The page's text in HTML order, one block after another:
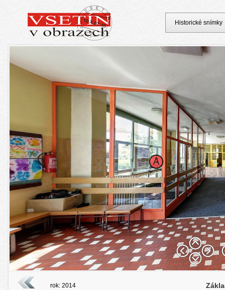
rok: 2014
Historické snímky